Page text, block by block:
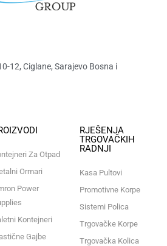
12, Ciglane, Sarajevo Bosna i
Za Otpad
Ormari
Power
Kontejneri
Gajbe
RJEŠENJA
TRGOVAČKIH
RADNJI
Kasa Pultovi
Promotivne Korpe
Sistemi Polica
Trgovačke Korpe
Trgovačka Kolica